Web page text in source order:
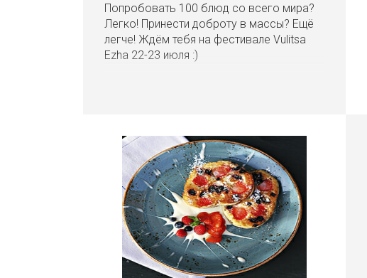
Попробовать 100 блюд со всего мира?
Легко! Принести доброту в массы? Ещё
легче! Ждём тебя на фестивале Vulitsa
Ezha 22-23 июля :)